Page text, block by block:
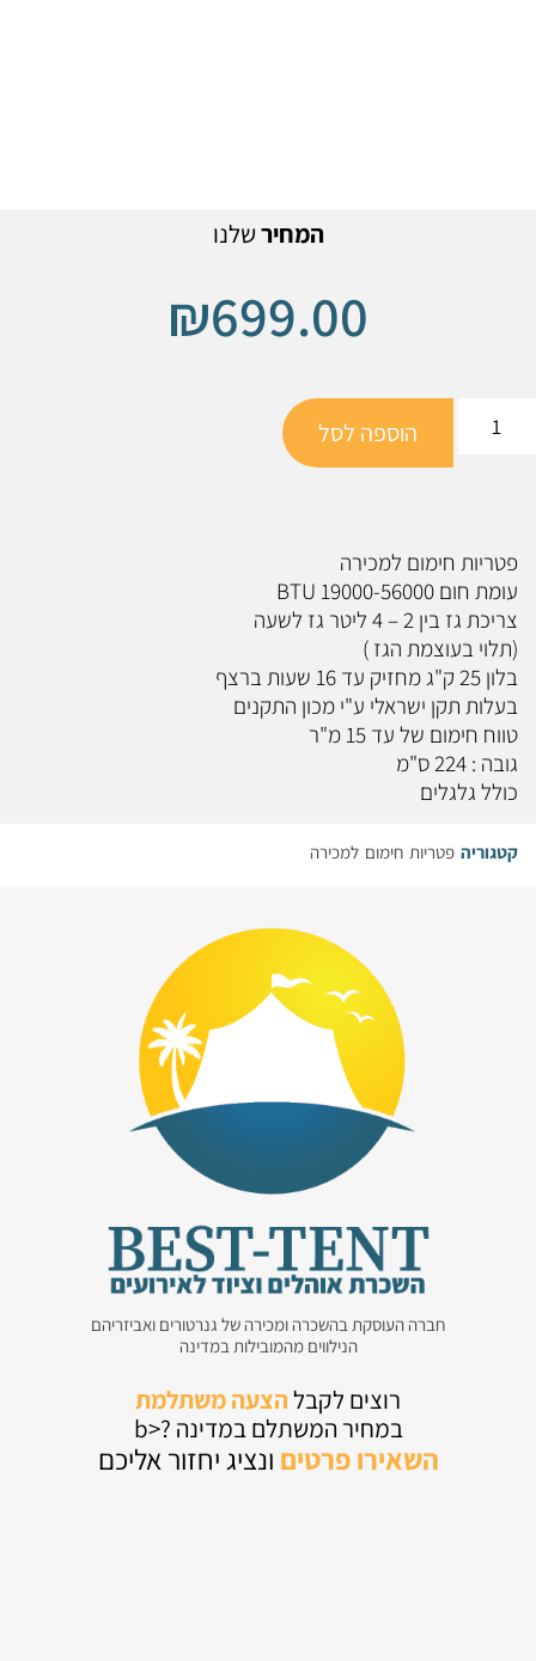
המחירשלנו
₪699.00
הוספה לסל
פטריות חימום למכירה
עומת חום 19000-56000 BTU
צריכת גז בין 2 – 4 ליטר גז לשעה
(תלוי בעוצמת הגז )
בלון 25 ק"ג מחזיק עד 16 שעות ברצף
בעלות תקן ישראלי ע"י מכון התקנים
טווח חימום של עד 15 מ"ר
גובה : 224 ס"מ
כולל גלגלים
קטגוריה פטריות חימום למכירה
חברה העוסקת בהשכרה ומכירה של גנרטורים ואביזריהם
הנילווים מהמובילות במדינה
רוצים לקבלהצעה משתלמת
במחיר המשתלם במדינה ?<b
השאירו פרטים ונציג יחזור אליכם